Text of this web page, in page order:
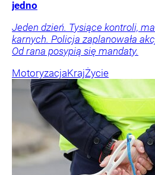
jedno
Jeden dzień. Tysiące kontroli,
karnych. Policja zaplanowała
Od rana posypią się mandaty.
MotoryzacjaKrajŻycie